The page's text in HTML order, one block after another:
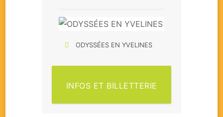
ODYSSÉES EN YVELINES
INFOS ET BILLETTERIE